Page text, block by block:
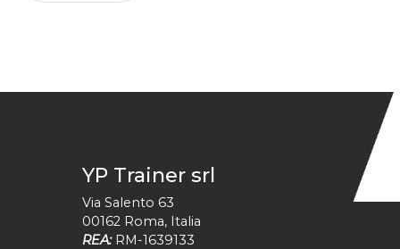
YP Trainer srl
Via Salento 63
00162 Roma, Italia
REA: RM-1639133